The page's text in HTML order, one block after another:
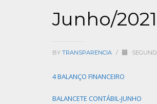
Junho/2021
BY TRANSPARENCIA /
4 BALANÇO FINANCEIRO
BALANCETE CONTÁBIL-JUNHO